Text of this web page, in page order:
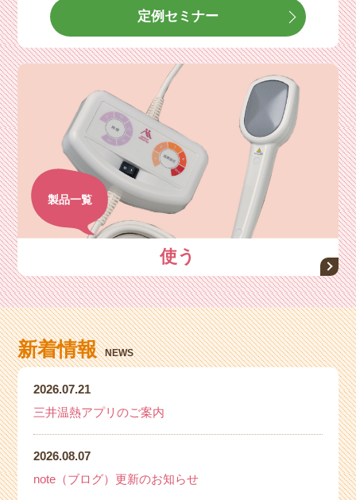
定例セミナー
製品一覧
使う
新着情報 NEWS
2026.07.21
三井温熱アプリのご案内
2026.08.07
note（ブログ）更新のお知らせ